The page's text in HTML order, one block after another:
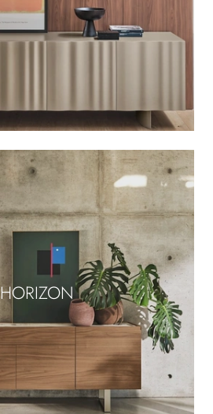
HORIZON